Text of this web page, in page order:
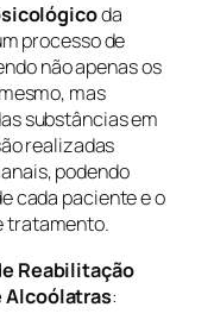
da
processo de
não apenas os
mas
substâncias em
realizadas
podendo
cada paciente e o
tratamento.
Reabilitação
Alcoólatras: